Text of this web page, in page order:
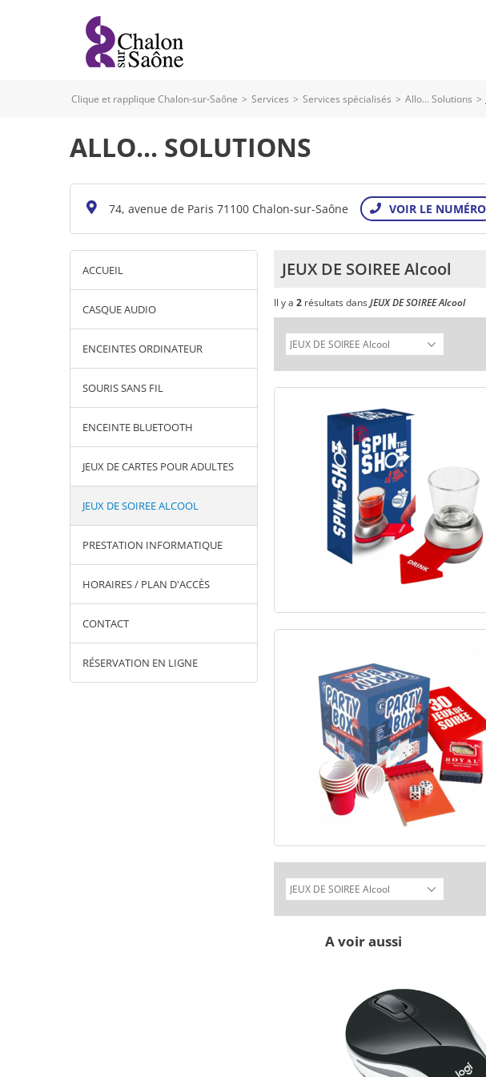
Clique et rapplique Chalon-sur-Saône > Services > Services spécialisés > Allo... Solutions >
ALLO... SOLUTIONS
74, avenue de Paris 71100 Chalon-sur-Saône
ACCUEIL
CASQUE AUDIO
ENCEINTES ORDINATEUR
SOURIS SANS FIL
ENCEINTE BLUETOOTH
JEUX DE CARTES POUR ADULTES
JEUX DE SOIREE ALCOOL
PRESTATION INFORMATIQUE
HORAIRES / PLAN D'ACCÈS
CONTACT
RÉSERVATION EN LIGNE
JEUX DE SOIREE Alcool
Il y a 2 résultats dansJEUX DE SOIREE Alcool
A voir aussi